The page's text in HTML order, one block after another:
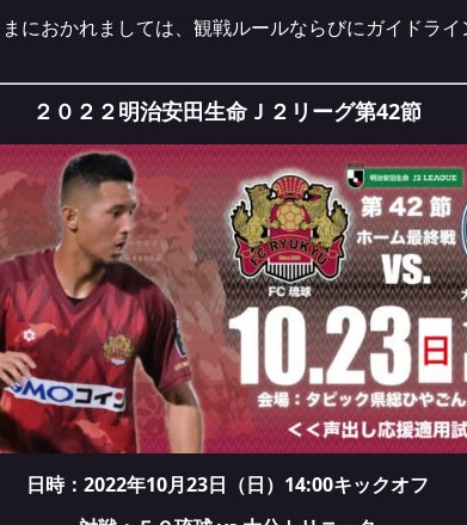
におかれましては、観戦ルールならびにガイドラ
２０２２明治安田生命Ｊ２リーグ第42節
日時：2022年10月23日（日）14:00キックオフ